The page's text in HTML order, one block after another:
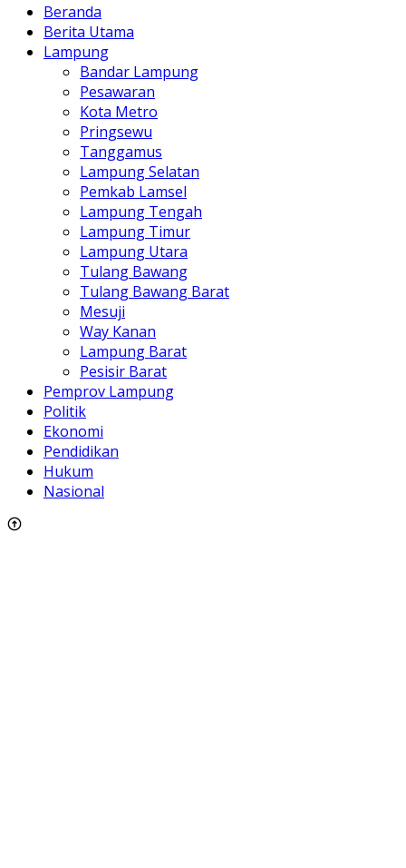
Beranda
Berita Utama
Lampung
Bandar Lampung
Pesawaran
Kota Metro
Pringsewu
Tanggamus
Lampung Selatan
Pemkab Lamsel
Lampung Tengah
Lampung Timur
Lampung Utara
Tulang Bawang
Tulang Bawang Barat
Mesuji
Way Kanan
Lampung Barat
Pesisir Barat
Pemprov Lampung
Politik
Ekonomi
Pendidikan
Hukum
Nasional